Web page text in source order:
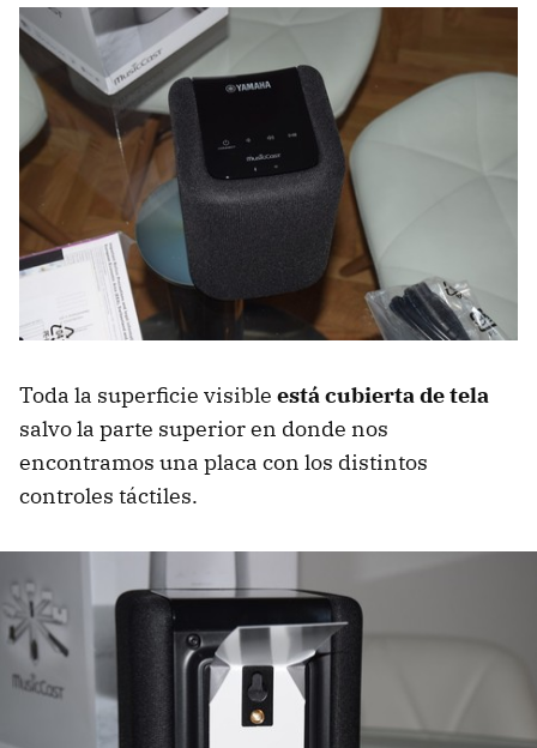
Toda la superficie visible está cubierta de tela
salvo la parte superior en donde nos
encontramos una placa con los distintos
controles táctiles.